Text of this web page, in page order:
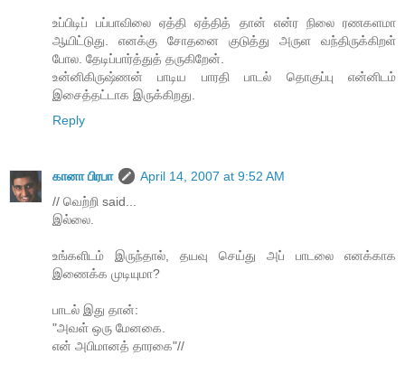
உப்பிடிப் பப்பாவிலை ஏத்தி ஏத்தித் தான் என்ர நிலை ரணகளமா
ஆயிட்டுது. எனக்கு சோதனை குடுத்து அருள வந்திருக்கிறள்
போல. தேடிப்பார்த்துத் தருகிறேன்.
உன்னிகிருஷ்ணன் பாடிய பாரதி பாடல் தொகுப்பு என்னிடம்
இசைத்தட்டாக இருக்கிறது.
Reply
கானா பிரபா
April 14, 2007 at 9:52 AM
// வெற்றி said...
இல்லை.
உங்களிடம் இருந்தால், தயவு செய்து அப் பாடலை எனக்காக
இணைக்க முடியுமா?
பாடல் இது தான்:
"அவள் ஒரு மேனகை.
என் அபிமானத் தாரகை"//